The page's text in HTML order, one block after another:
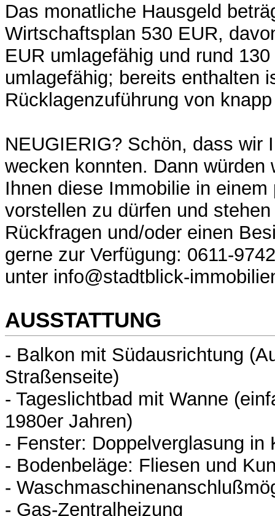
Das monatliche Hausgeld
Wirtschaftsplan 530 EUR,
EUR umlagefähig und rund
umlagefähig; bereits enthalten
Rücklagenzuführung von
NEUGIERIG? Schön, dass wir
wecken konnten. Dann würden
Ihnen diese Immobilie in einem
vorstellen zu dürfen und
Rückfragen und/oder einen
gerne zur Verfügung: 0611-
unter info@stadtblick-
AUSSTATTUNG
- Balkon mit Südausrichtung
Straßenseite)
- Tageslichtbad mit Wanne
1980er Jahren)
- Fenster: Doppelverglasung in
- Bodenbeläge: Fliesen und
-
- Gas-Zentralheizung